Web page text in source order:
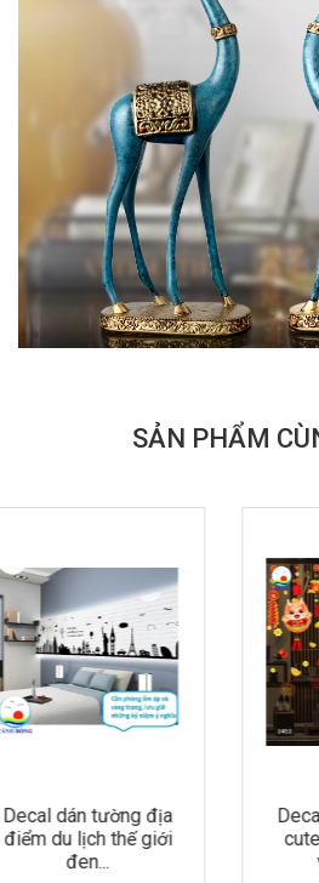
SẢN PHẨM
Decal tết 2024 rồng
cute lồng đèn thỏi
vàng dán...